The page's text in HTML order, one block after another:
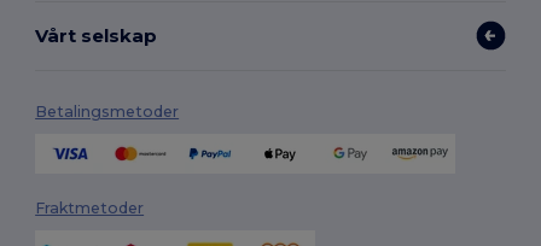
Vårt selskap
Betalingsmetoder
Fraktmetoder